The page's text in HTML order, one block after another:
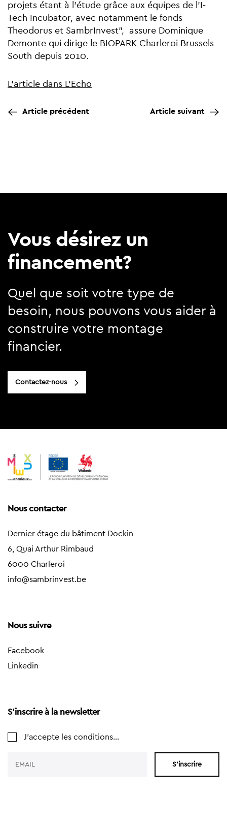
projets étant à l’étude grâce aux équipes de l’I-
Tech Incubator, avec notamment le fonds
Theodorus et SambrInvest", assure Dominique
Demonte qui dirige le BIOPARK Charleroi Brussels
South depuis 2010.
L'article dans L'Echo
Article précédent Article suivant
Vous désirez un
financement?
Quel que soit votre type de
besoin, nous pouvons vous aider à
construire votre montage
financier.
Contactez-nous
Nous contacter
Dernier étage du bâtiment Dockin
6, Quai Arthur Rimbaud
6000 Charleroi
info@sambrinvest.be
Nous suivre
Facebook
Linkedin
S'inscrire à la newsletter
J'accepte les conditions...
S'inscrire